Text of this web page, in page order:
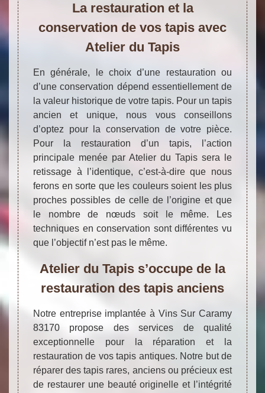
La restauration et la
conservation de vos tapis avec
Atelier du Tapis
En générale, le choix d’une restauration ou
d’une conservation dépend essentiellement de
la valeur historique de votre tapis. Pour un tapis
ancien et unique, nous vous conseillons
d’optez pour la conservation de votre pièce.
Pour la restauration d’un tapis, l’action
principale menée par Atelier du Tapis sera le
retissage à l’identique, c’est-à-dire que nous
ferons en sorte que les couleurs soient les plus
proches possibles de celle de l’origine et que
le nombre de nœuds soit le même. Les
techniques en conservation sont différentes vu
que l’objectif n’est pas le même.
Atelier du Tapis s’occupe de la
restauration des tapis anciens
Notre entreprise implantée à Vins Sur Caramy
83170 propose des services de qualité
exceptionnelle pour la réparation et la
restauration de vos tapis antiques. Notre but de
réparer des tapis rares, anciens ou précieux est
de restaurer une beauté originelle et l’intégrité